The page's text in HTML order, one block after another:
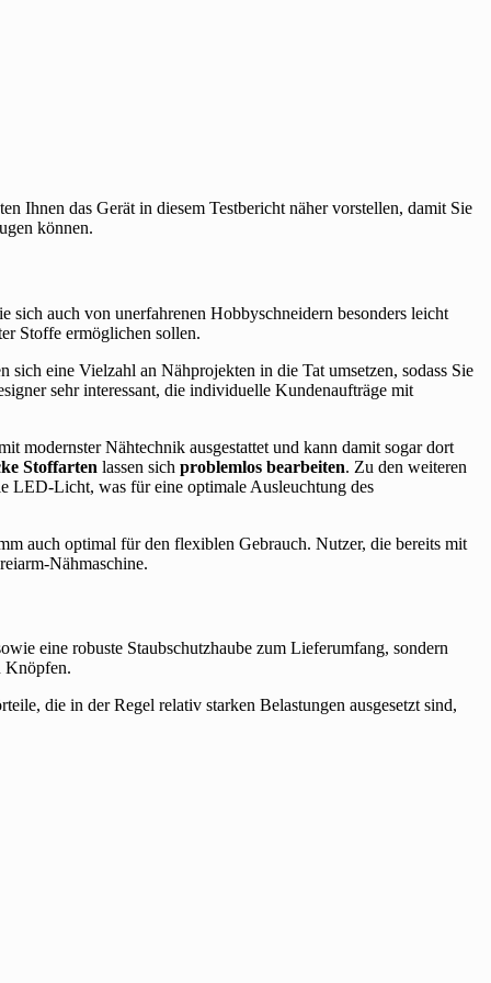
Ihnen das Gerät in diesem Testbericht näher vorstellen, damit Sie
können.
sich auch von unerfahrenen Hobbyschneidern besonders leicht
Stoffe ermöglichen sollen.
eine Vielzahl an Nähprojekten in die Tat umsetzen, sodass Sie
sehr interessant, die individuelle Kundenaufträge mit
modernster Nähtechnik ausgestattet und kann damit sogar dort
Stoffarten lassen sich problemlos bearbeiten. Zu den weiteren
LED-Licht, was für eine optimale Ausleuchtung des
auch optimal für den flexiblen Gebrauch. Nutzer, die bereits mit
Nähmaschine.
eine robuste Staubschutzhaube zum Lieferumfang, sondern
Knöpfen.
die in der Regel relativ starken Belastungen ausgesetzt sind,